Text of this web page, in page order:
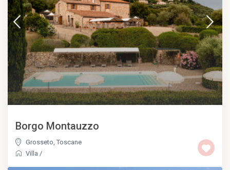
Borgo Montauzzo
Grosseto,Toscane
Villa /